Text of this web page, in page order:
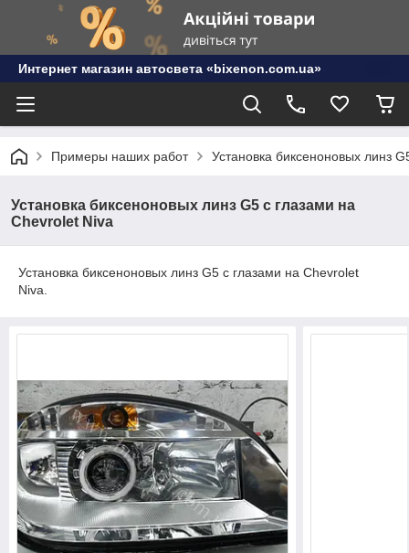
Интернет магазин автосвета «bixenon.com.ua»
Примеры наших работ Установка биксеноновых линз
Установка биксеноновых линз G5 с глазами на
Chevrolet Niva
Установка биксеноновых линз G5 с глазами на Chevrolet
Niva.